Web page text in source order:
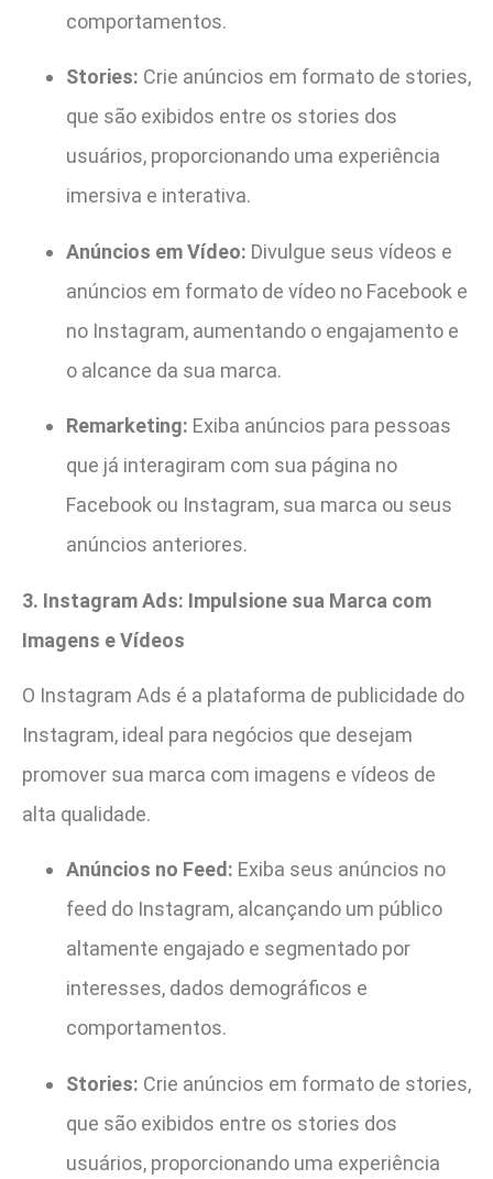
comportamentos.
Stories: Crie anúncios em formato de stories,
que são exibidos entre os stories dos
usuários, proporcionando uma experiência
imersiva e interativa.
Anúncios em Vídeo: Divulgue seus vídeos e
anúncios em formato de vídeo no Facebook e
no Instagram, aumentando o engajamento e
o alcance da sua marca.
Remarketing: Exiba anúncios para pessoas
que já interagiram com sua página no
Facebook ou Instagram, sua marca ou seus
anúncios anteriores.
3. Instagram Ads: Impulsione sua Marca com
Imagens e Vídeos
O Instagram Ads é a plataforma de publicidade do
Instagram, ideal para negócios que desejam
promover sua marca com imagens e vídeos de
alta qualidade.
Anúncios no Feed: Exiba seus anúncios no
feed do Instagram, alcançando um público
altamente engajado e segmentado por
interesses, dados demográficos e
comportamentos.
Stories: Crie anúncios em formato de stories,
que são exibidos entre os stories dos
usuários, proporcionando uma experiência